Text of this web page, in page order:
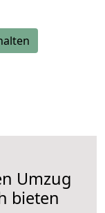
Umzug
bieten